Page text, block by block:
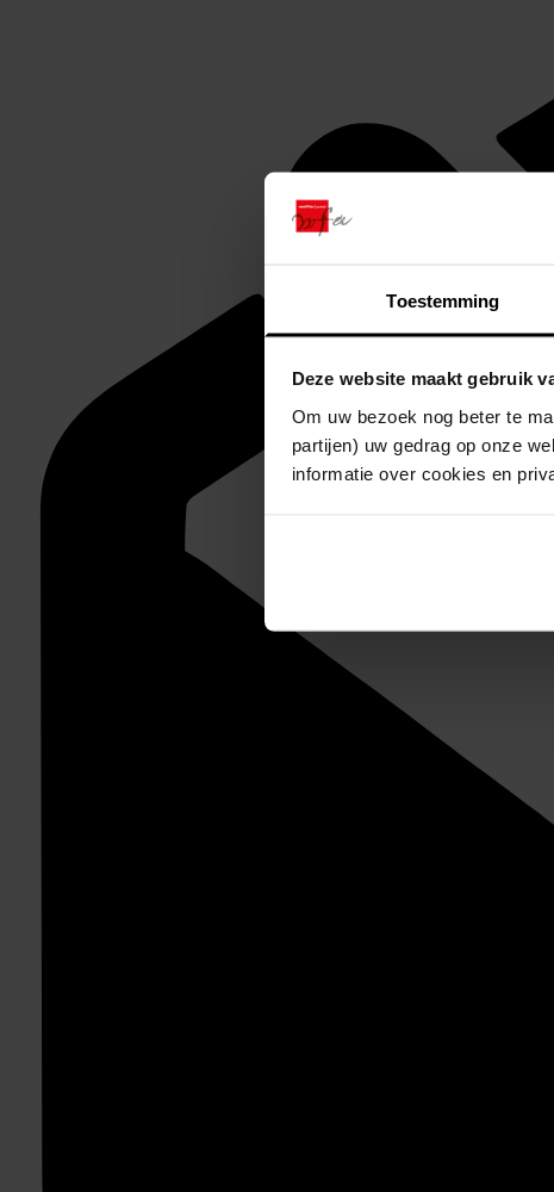
Toestemming
Deze website maakt gebruik
Om uw bezoek nog beter te
partijen) uw gedrag op onze
informatie over cookies en